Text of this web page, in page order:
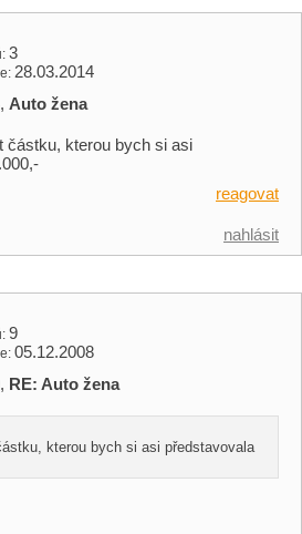
3
28.03.2014
Auto žena
částku, kterou bych si asi
reagovat
nahlásit
9
05.12.2008
RE: Auto žena
kterou bych si asi představovala